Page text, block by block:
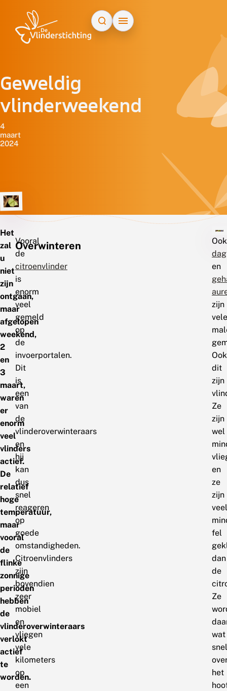
Geweldig
vlinderweekend
4
maart
2024
Het
zal
u
niet
zijn
ontgaan,
maar
afgelopen
weekend,
2
en
3
maart,
waren
er
enorm
veel
vlinders
actief.
De
relatief
hoge
temperatuur,
maar
vooral
de
flinke
zonnige
perioden
hebben
de
vlinderoverwinteraars
verlokt
actief
te
worden.
Vooral
de
citroenvlinder
is
enorm
veel
gemeld
op
de
invoerportalen.
Dit
is
een
van
de
vlinderoverwinteraars
en
hij
kan
dus
snel
reageren
op
goede
omstandigheden.
Citroenvlinders
zijn
bovendien
zeer
mobiel
en
vliegen
vele
kilometers
op
een
Overwinteren
Ook
en
zijn
vele
Ook
dit
zijn
Ze
zijn
wel
en
ze
zijn
veel
fel
dan
de
Ze
wat
het